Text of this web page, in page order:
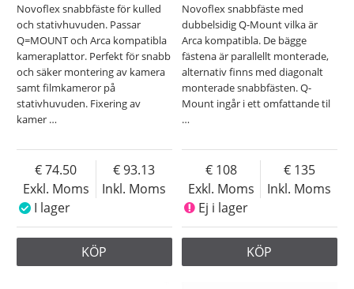
Novoflex snabbfäste för kulled
och stativhuvuden. Passar
Q=MOUNT och Arca kompatibla
kameraplattor. Perfekt för snabb
och säker montering av kamera
samt filmkameror på
stativhuvuden. Fixering av
kamer …
Exkl. Moms
74.50
Inkl. Moms
93.13
I lager
KÖP
Novoflex snabbfäste med
dubbelsidig Q-Mount vilka är
Arca kompatibla. De bägge
fästena är parallellt monterade,
alternativ finns med diagonalt
monterade snabbfästen. Q-
Mount ingår i ett omfattande til
…
Exkl. Moms
108
Inkl. Moms
135
Ej i lager
KÖP